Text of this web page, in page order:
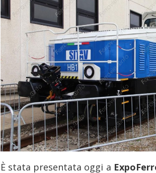
È stata presentata oggi a